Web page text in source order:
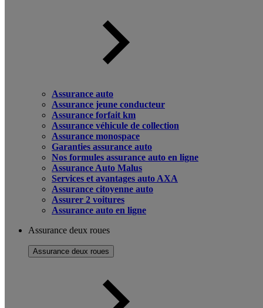
Assurance auto
Assurance jeune conducteur
Assurance forfait km
Assurance véhicule de collection
Assurance monospace
Garanties assurance auto
Nos formules assurance auto en ligne
Assurance Auto Malus
Services et avantages auto AXA
Assurance citoyenne auto
Assurer 2 voitures
Assurance auto en ligne
Assurance deux roues
Assurance deux roues